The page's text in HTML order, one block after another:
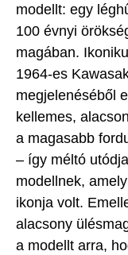
modellt: egy
100 évnyi
magában.
1964-es
megjelenéséből
kellemes,
a magasabb
– így méltó
modellnek,
ikonja volt.
alacsony
a modellt arra,